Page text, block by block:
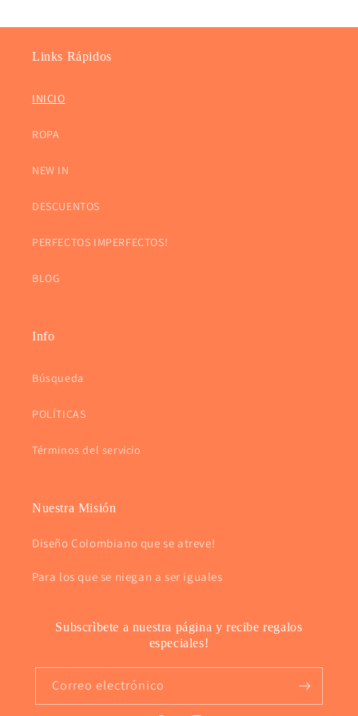
Links Rápidos
INICIO
ROPA
NEW IN
DESCUENTOS
PERFECTOS IMPERFECTOS!
BLOG
Info
Búsqueda
POLÍTICAS
Términos del servicio
Nuestra Misión
Diseño Colombiano que se atreve!
Para los que se niegan a ser iguales
Subscrìbete a nuestra página y recibe regalos
especiales!
Correo electrónico